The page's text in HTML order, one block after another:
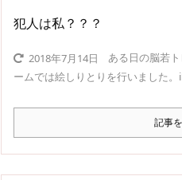
犯人は私？？？
2018年7月14日
ある日の脳若
ームでは絵しりとりを行いました。
記事